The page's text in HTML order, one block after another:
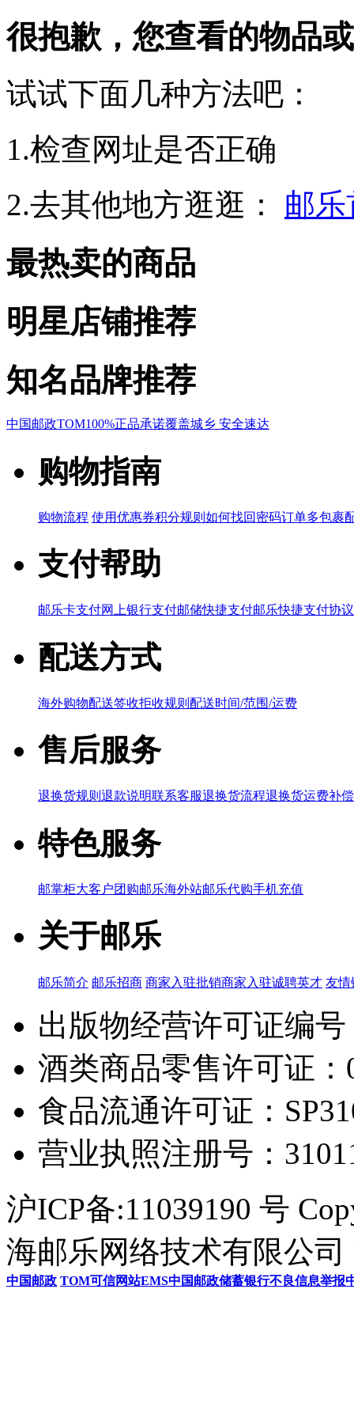
很抱歉，您查看的物品
试试下面几种方法吧：
1.检查网址是否正确
2.去其他地方逛逛：
邮
最热卖的商品
明星店铺推荐
知名品牌推荐
中国邮政TOM100%正品承诺覆盖城乡 安全速达
购物指南
购物流程 使用优惠券积分规则 如何找回密码订单多包裹
支付帮助
邮乐卡支付网上银行支付邮储快捷支付邮乐快捷支付协议
配送方式
海外购物配送签收拒收规则 配送时间/范围/运费
售后服务
退换货规则 退款说明联系客服退换货流程退换货运费补
特色服务
邮掌柜大客户团购邮乐海外站邮乐代购手机充值
关于邮乐
邮乐简介 邮乐招商 商家入驻批销商家入驻诚聘英才 友情
出版物经营许可证编
酒类商品零售许可证：
食品流通许可证：
营业执照注册号：
沪ICP备:11039190 号
海邮乐网络技术有限公司
中国邮政 TOM可信网站EMS中国邮政储蓄银行不良信息举报